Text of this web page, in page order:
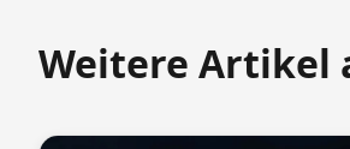
Weitere Artikel